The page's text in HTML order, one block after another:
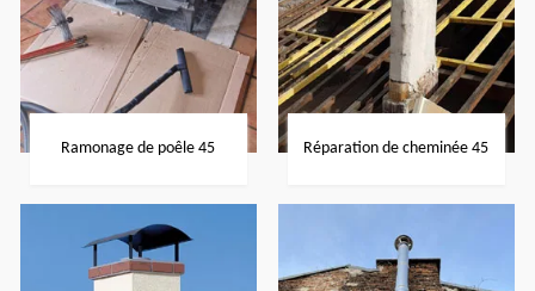
Ramonage de poêle 45 Réparation de cheminée 45